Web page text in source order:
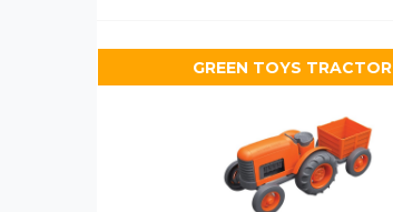
GREEN TOYS TRACTOR